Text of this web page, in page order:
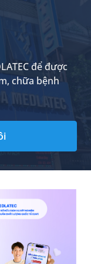
Vậy chỉ số axit uric
Có thể hạ chỉ
có thể tìm hiểu
dung được đề cập ở
để được
chữa bệnh